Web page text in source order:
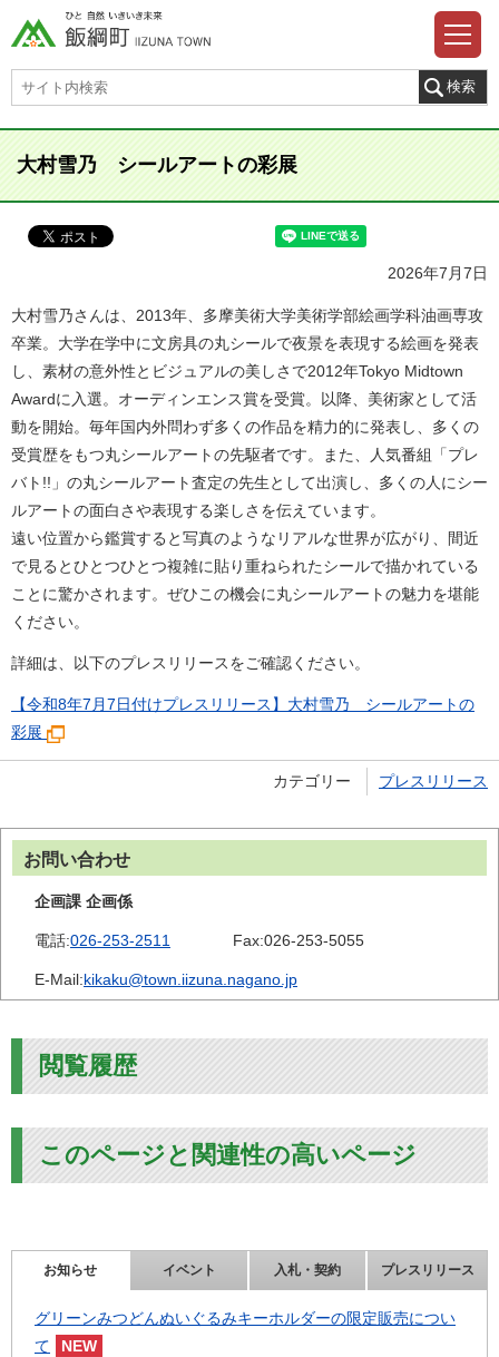
大村雪乃 シールアートの彩展
2026年7月7日
大村雪乃さんは、2013年、多摩美術大学美術学部絵画学科油画専攻
卒業。大学在学中に文房具の丸シールで夜景を表現する絵画を発表
し、素材の意外性とビジュアルの美しさで2012年Tokyo Midtown
Awardに入選。オーディンエンス賞を受賞。以降、美術家として活
動を開始。毎年国内外問わず多くの作品を精力的に発表し、多くの
受賞歴をもつ丸シールアートの先駆者です。また、人気番組「プレ
バト!!」の丸シールアート査定の先生として出演し、多くの人にシー
ルアートの面白さや表現する楽しさを伝えています。
遠い位置から鑑賞すると写真のようなリアルな世界が広がり、間近
で見るとひとつひとつ複雑に貼り重ねられたシールで描かれている
ことに驚かされます。ぜひこの機会に丸シールアートの魅力を堪能
ください。
詳細は、以下のプレスリリースをご確認ください。
【令和8年7月7日付けプレスリリース】大村雪乃 シールアートの
彩展
カテゴリー プレスリリース
お問い合わせ
企画課 企画係
電話:026-253-2511 Fax:026-253-5055
E-Mail:kikaku@town.iizuna.nagano.jp
閲覧履歴
このページと関連性の高いページ
お知らせ イベント 入札・契約 プレスリリース
グリーンみつどんぬいぐるみキーホルダーの限定販売につい
て